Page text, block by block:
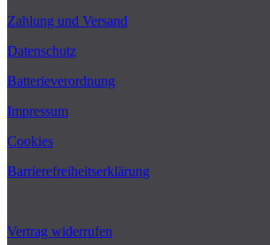
Zahlung und Versand
Datenschutz
Batterieverordnung
Impressum
Cookies
Barrierefreiheitserklärung
Vertrag widerrufen